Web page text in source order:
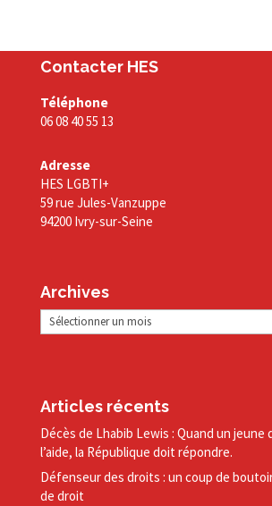
Contacter HES
Téléphone
06 08 40 55 13
Adresse
HES LGBTI+
59 rue Jules-Vanzuppe
94200 Ivry-sur-Seine
Archives
Archives
Articles récents
Décès de Lhabib Lewis : Quand un jeune
l’aide, la République doit répondre.
Défenseur des droits : un coup de
de droit